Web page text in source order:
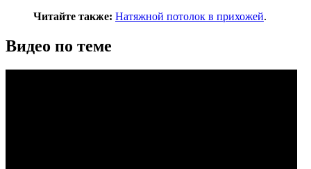
Читайте также: Натяжной потолок в прихожей.
Видео по теме